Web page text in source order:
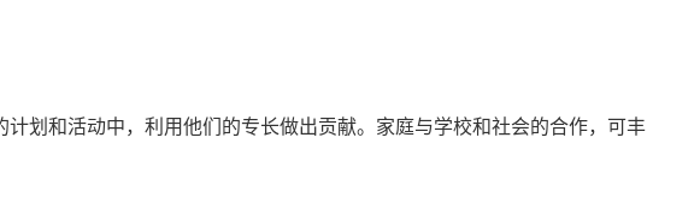
和活动中，利用他们的专长做出贡献。家庭与学校和社会的合作，可丰